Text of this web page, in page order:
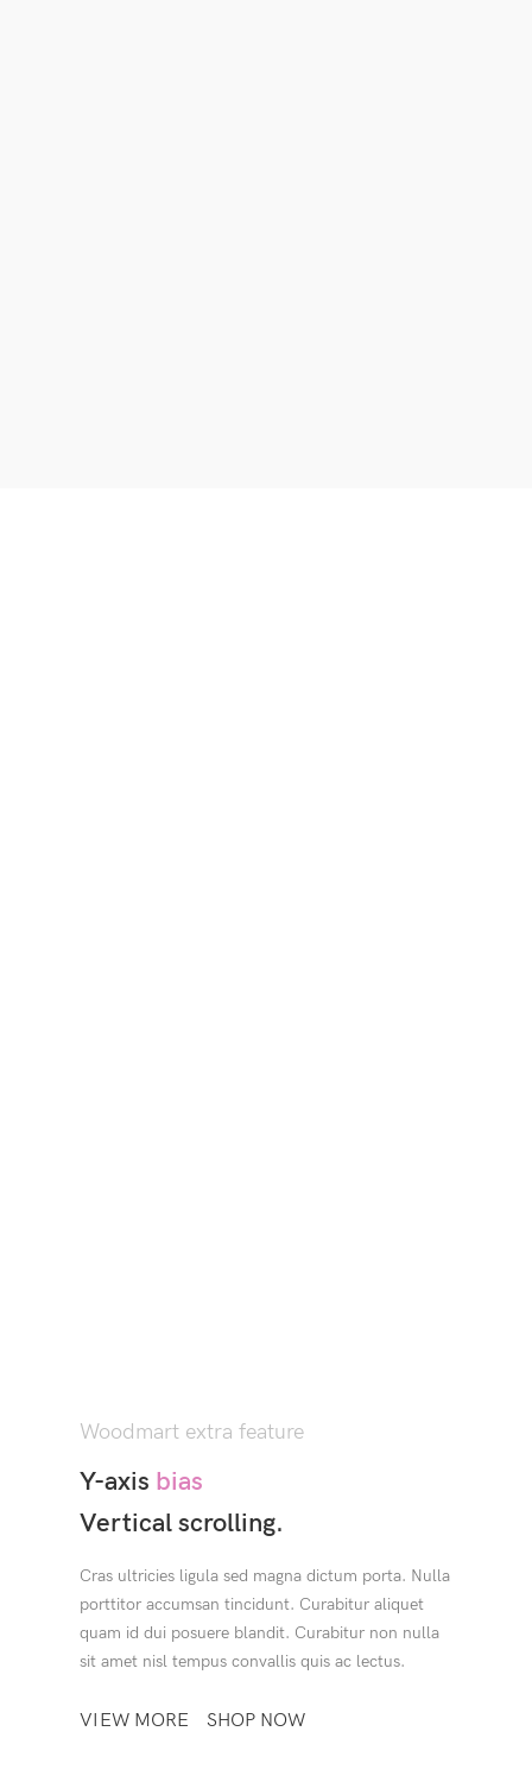
Woodmart extra feature
Y-axis bias
Vertical scrolling.
Cras ultricies ligula sed magna dictum porta. Nulla
porttitor accumsan tincidunt. Curabitur aliquet
quam id dui posuere blandit. Curabitur non nulla
sit amet nisl tempus convallis quis ac lectus.
VIEW MORE SHOP NOW